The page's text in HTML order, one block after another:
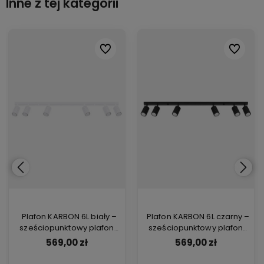
Inne z tej kategorii
Plafon KARBON 6L biały –
sześciopunktowy plafon
sufitowy liniowy do salonu,
kuchni i jadalni
569,00 zł
Do ulubionych
Do ulubionych
Plafon KARBON 6L czarny –
sześciopunktowy plafon
sufitowy liniowy w czarnym
kolorze do salonu i jadalni
569,00 zł
Do
Do